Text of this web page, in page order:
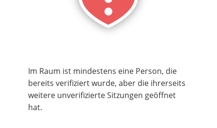
Im Raum ist mindestens eine Person, die
bereits verifiziert wurde, aber die ihrerseits
weitere unverifizierte Sitzungen geöffnet
hat.